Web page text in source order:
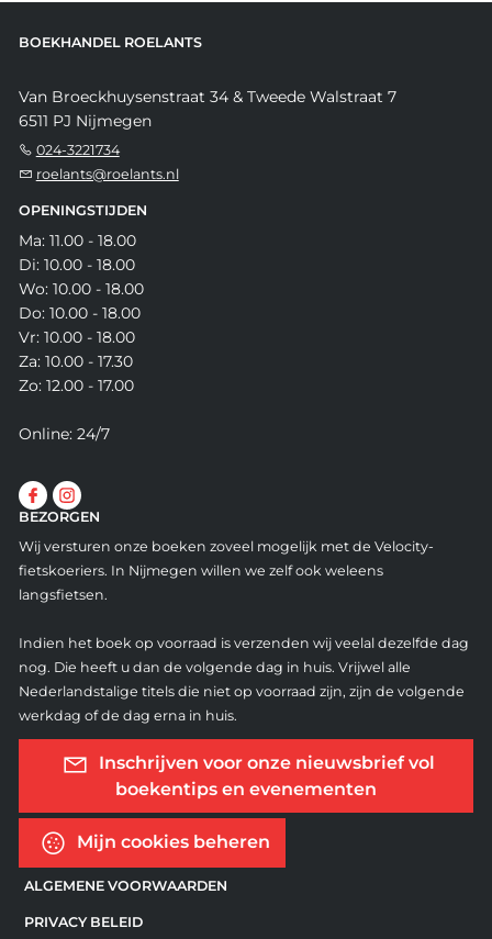
BOEKHANDEL ROELANTS
Van Broeckhuysenstraat 34 & Tweede Walstraat 7
6511 PJ Nijmegen
024-3221734
roelants@roelants.nl
OPENINGSTIJDEN
Ma: 11.00 - 18.00
Di: 10.00 - 18.00
Wo: 10.00 - 18.00
Do: 10.00 - 18.00
Vr: 10.00 - 18.00
Za: 10.00 - 17.30
Zo: 12.00 - 17.00
Online: 24/7
BEZORGEN
Wij versturen onze boeken zoveel mogelijk met de Velocity-
fietskoeriers. In Nijmegen willen we zelf ook weleens
langsfietsen.
Indien het boek op voorraad is verzenden wij veelal dezelfde dag
nog. Die heeft u dan de volgende dag in huis. Vrijwel alle
Nederlandstalige titels die niet op voorraad zijn, zijn de volgende
werkdag of de dag erna in huis.
Inschrijven voor onze nieuwsbrief vol
boekentips en evenementen
Mijn cookies beheren
ALGEMENE VOORWAARDEN
PRIVACY BELEID